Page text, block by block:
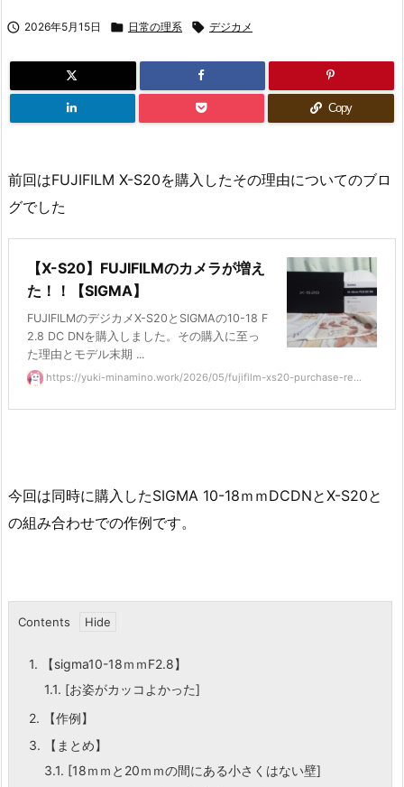
 2026年5月15日  日常の理系  デジカメ
Copy
前回はFUJIFILM X-S20を購入したその理由についてのブロ
グでした
【X-S20】FUJIFILMのカメラが増え
た！！【SIGMA】
FUJIFILMのデジカメX-S20とSIGMAの10-18 F
2.8 DC DNを購入しました。その購入に至っ
た理由とモデル末期 ...
https://yuki-minamino.work/2026/05/fujifilm-xs20-purchase-re...
今回は同時に購入したSIGMA 10-18ｍｍDCDNとX-S20と
の組み合わせでの作例です。
Contents
1. 【sigma10-18ｍｍF2.8】
1.1. [お姿がカッコよかった]
2. 【作例】
3. 【まとめ】
3.1. [18ｍｍと20ｍｍの間にある小さくはない壁]